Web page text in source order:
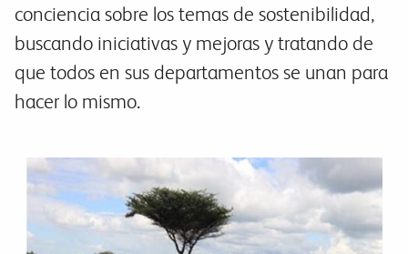
conciencia sobre los temas de sostenibilidad,
buscando iniciativas y mejoras y tratando de
que todos en sus departamentos se unan para
hacer lo mismo.